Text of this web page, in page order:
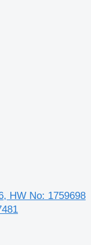
HW No: 1759698